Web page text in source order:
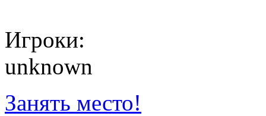
Игроки:
unknown
Занять место!